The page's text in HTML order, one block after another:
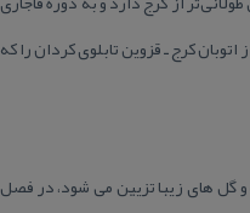
یا از اتوبان كرج ـ قزوین تابلوی كردان را كه
گل های زیبا تزیین می شود، در فصل